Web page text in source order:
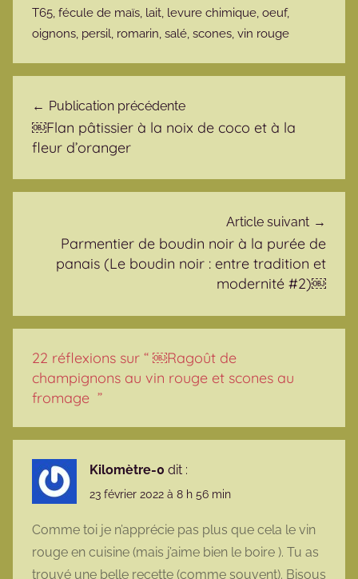
T65, fécule de maïs, lait, levure chimique, oeuf,
oignons, persil, romarin, salé, scones, vin rouge
Publication précédente
￼Flan pâtissier à la noix de coco et à la
fleur d’oranger
Article suivant
Parmentier de boudin noir à la purée de
panais (Le boudin noir : entre tradition et
modernité #2)￼
22 réflexions sur “ ￼Ragoût de
champignons au vin rouge et scones au
fromage ”
Kilomètre-0 dit :
23 février 2022 à 8 h 56 min
Comme toi je n’apprécie pas plus que cela le vin
rouge en cuisine (mais j’aime bien le boire ). Tu as
trouvé une belle recette (comme souvent). Bisous